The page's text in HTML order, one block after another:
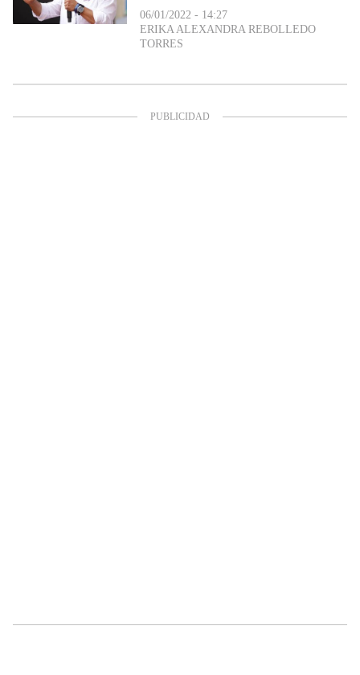
06/01/2022 - 14:27
ERIKA ALEXANDRA REBOLLEDO
TORRES